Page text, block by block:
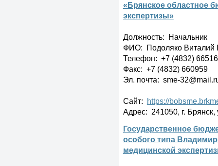
«Брянское областное
экспертизы»
Должность: Начальник
ФИО: Подоляко Виталий
Телефон: +7 (4832)
Факс: +7 (4832) 660959
Эл. почта: sme-
Сайт: https://
Адрес: 241050, г. Брянск,
Государственное
особого типа
медицинской